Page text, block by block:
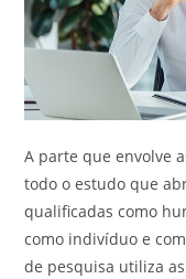
A parte que envolve
todo o estudo que
qualificadas como
como indivíduo e
de pesquisa utiliza